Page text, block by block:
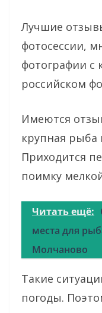
Лучшие
фотосессии,
фотографии
российском
Имеются
крупная рыба
Приходится
поимку
Читать ещё:
места для
Молчаново
Такие
погоды.